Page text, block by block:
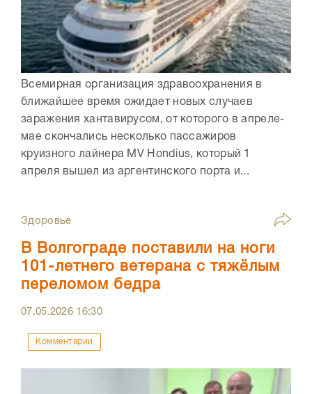
Всемирная организация здравоохранения в
ближайшее время ожидает новых случаев
заражения хантавирусом, от которого в апреле-
мае скончались несколько пассажиров
круизного лайнера MV Hondius, который 1
апреля вышел из аргентинского порта и...
Здоровье
В Волгограде поставили на ноги
101-летнего ветерана с тяжёлым
переломом бедра
07.05.2026 16:30
Комментарии